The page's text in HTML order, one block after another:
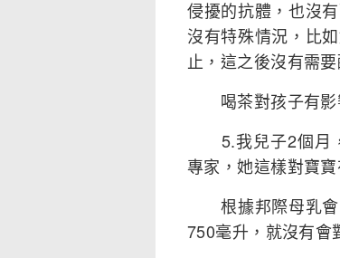
侵擾的抗體，也沒
沒有特殊情況，比
止，這之後沒有需要
喝茶對孩子有影
5.我兒子2個月，
專家，她這樣對寶
根據邦際母乳會
750毫升，就沒有會